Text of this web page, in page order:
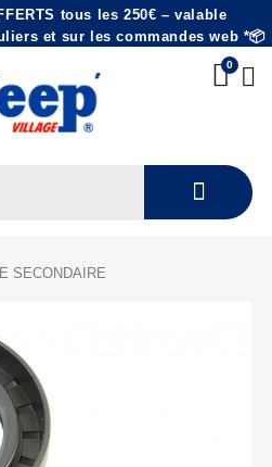
tous les 250€ – valable
et sur les commandes web *📦
SECONDAIRE